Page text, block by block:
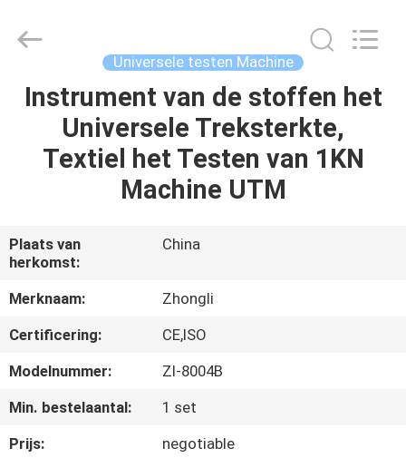
HUIS
PRODUCTEN
ONGEVEER
ONS
FABRIEKSREIS
KWALITEITSCONTROLE
Technology
Rights
Reserved.
Universele testen Machine
Instrument van de stoffen het
Universele Treksterkte,
Textiel het Testen van 1KN
Machine UTM
Plaats van
herkomst:
China
Merknaam:
Zhongli
Certificering:
CE,ISO
Modelnummer:
Zl-8004B
Min. bestelaantal:
1 set
Prijs:
negotiable